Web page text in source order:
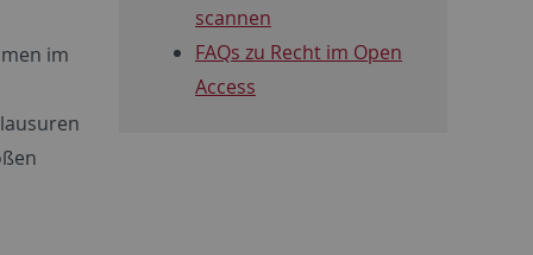
im
scannen
FAQs zu Recht im Open
Access